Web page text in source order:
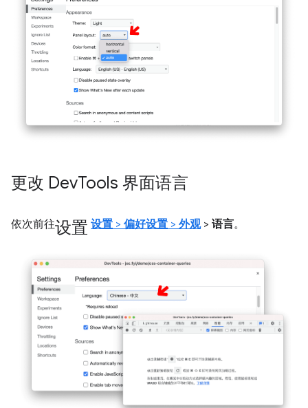
更改 DevTools 界面语言
依次前往设置 设置 > 偏好设置 > 外观> 语言。